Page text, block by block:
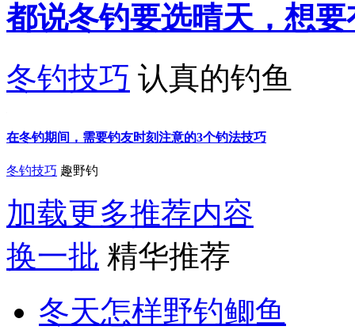
都说冬钓要选晴天，想
冬钓技巧 认真的钓鱼
在冬钓期间，需要钓友时刻注意的3个钓法技巧
冬钓技巧 趣野钓
加载更多推荐内容
换一批 精华推荐
冬天怎样野钓鲫鱼